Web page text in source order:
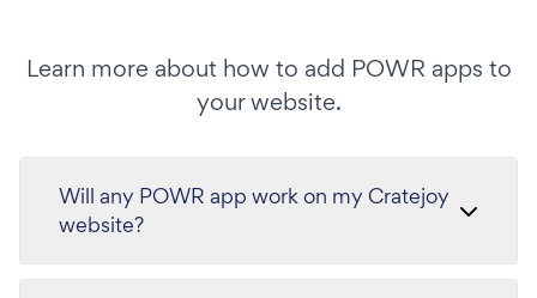
Learn more about how to add POWR apps to
your website.
Will any POWR app work on my Cratejoy
website?